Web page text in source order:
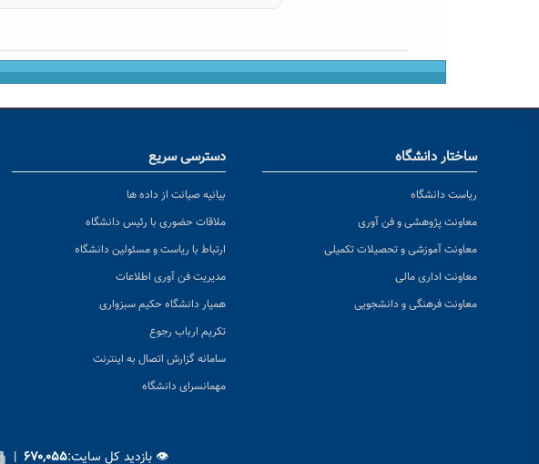
ساختار دانشگاه
ریاست دانشگاه
معاونت پژوهشی و فن آوری
معاونت آموزشی و تحصیلات تکمیلی
معاونت اداری مالی
معاونت فرهنگی و دانشجویی
دسترسی سریع
بیانیه صیانت از داده ها
ملاقات حضوری با رئیس دانشگاه
ارتباط با ریاست و مسئولین دانشگاه
مدیریت فن آوری اطلاعات
همیار دانشگاه حکیم سبزواری
تکریم ارباب رجوع
سامانه گزارش اتصال به اینترنت
مهمانسرای دانشگاه
👁 بازدید کل سایت:۶۷۰,۰۵۵ |